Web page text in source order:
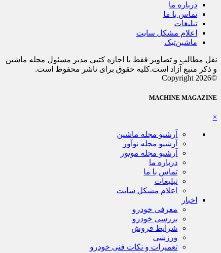
درباره ما
تماس با ما
تبلیغات
اعلام مشکل سایت
ماشین‌تیک
نقل مطالب و تصاویر فقط با اجازه کتبی مدیر مسئول مجله ماشین
و ذکر منبع آزاد است.کلیه حقوق برای ناشر محفوظ است.
©Copyright 2026
MACHINE MAGAZINE
×
آرشیو مجله ماشین
آرشیو مجله نوآور
آرشیو مجله موتور
درباره ما
تماس با ما
تبلیغات
اعلام مشکل سایت
اخبار
معرفی خودرو
بررسی خودرو
شرایط فروش
ورزشی
تعمیرات و نکات فنی خودرو